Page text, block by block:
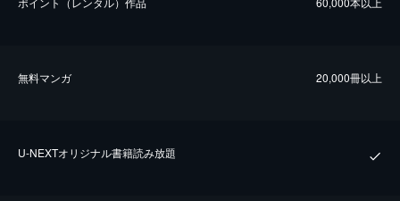
無料マンガ 20,000冊以上
U-NEXTオリジナル書籍読み放題